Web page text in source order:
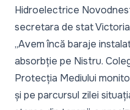
Hidroelectrice
secretara de stat
„Avem încă baraje
absorbție pe Nistru.
Protecția Mediului
și pe parcursul zilei